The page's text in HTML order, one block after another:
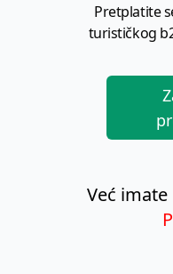
Pretplatite
turističkog
Već